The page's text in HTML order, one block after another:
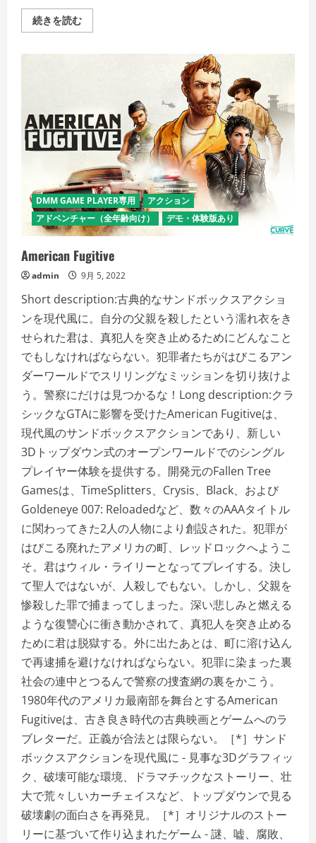
続きを読むBomber
Crew
く
だ
さ
い
DMM GAME PLAYER専用
アクション
アドベンチャー（全年齢向け）
デモ・体験版あり
American Fugitive
admin 9月 5, 2022
Short description:古典的なサンドボックスアクショ
ンを現代風に。自分の父親を殺したという濡れ衣をき
せられた君は、真犯人を突き止めるためにどんなこと
でもしなければならない。犯罪者たちがはびこるアン
ダーワールドでスリリングなミッションを切り抜けよ
う。警察にだけは見つかるな！Long description:クラ
シックなGTAに影響を受けたAmerican Fugitiveは、
現代風のサンドボックスアクションであり、新しい
3Dトップダウン式のオープンワールドでのシングル
プレイヤー体験を提供する。開発元のFallen Tree
Gamesは、TimeSplitters、Crysis、Black、および
Goldeneye 007: Reloadedなど、数々のAAAタイトル
に関わってきた2人の人物により創設された。犯罪が
はびこる廃れたアメリカの町、レッドロックへようこ
そ。君はウィル・ライリーとなってプレイする。決し
て聖人ではないが、人殺しでもない。しかし、父親を
惨殺した罪で捕まってしまった。深い悲しみと燃える
ような復讐心に衝き動かされて、真犯人を突き止める
ために君は脱獄する。外に出たあとは、町に溶け込ん
で再逮捕を避けなければならない。犯罪に染まった裏
社会の連中とつるんで警察の捜査網の裏をかこう。
1980年代のアメリカ最南部を舞台とするAmerican
Fugitiveは、古き良き時代の古典映画とゲームへのラ
ブレターだ。正義が合法とは限らない。［*］サンド
ボックスアクションを現代風に - 見事な3Dグラフィッ
ク、破壊可能な環境、ドラマチックなストーリー、壮
大で荒々しいカーチェイスなど、トップダウンで見る
破壊劇の面白さを再発見。［*］オリジナルのストー
リーに基づいて作り込まれたゲーム - 謎、嘘、腐敗、